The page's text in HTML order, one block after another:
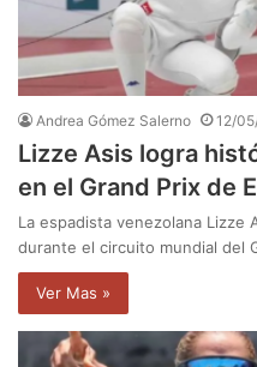
Andrea Gómez Salerno 12/
Lizze Asis logra
en el Grand Prix de
La espadista venezolana Lizze
durante el circuito mundial del
Ver Mas »